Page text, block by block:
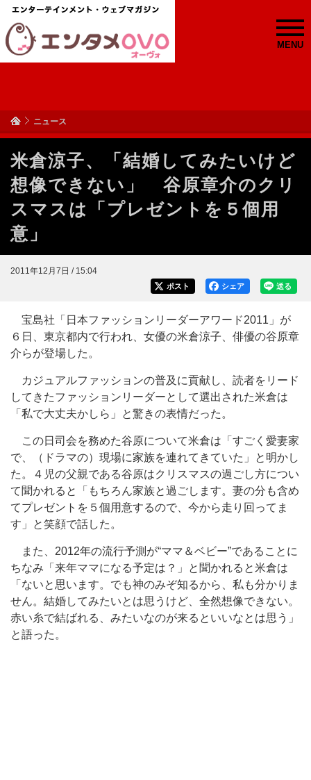
MENU
ニュース
米倉涼子、「結婚してみたいけど
想像できない」 谷原章介のクリ
スマスは「プレゼントを５個用
意」
2011年12月7日 / 15:04
送る
シェア
ポスト
宝島社「日本ファッションリーダーアワード2011」が
６日、東京都内で行われ、女優の米倉涼子、俳優の谷原章
介らが登場した。
カジュアルファッションの普及に貢献し、読者をリード
してきたファッションリーダーとして選出された米倉は
「私で大丈夫かしら」と驚きの表情だった。
この日司会を務めた谷原について米倉は「すごく愛妻家
で、（ドラマの）現場に家族を連れてきていた」と明かし
た。４児の父親である谷原はクリスマスの過ごし方につい
て聞かれると「もちろん家族と過ごします。妻の分も含め
てプレゼントを５個用意するので、今から走り回ってま
す」と笑顔で話した。
また、2012年の流行予測が“ママ＆ベビー”であることに
ちなみ「来年ママになる予定は？」と聞かれると米倉は
「ないと思います。でも神のみぞ知るから、私も分かりま
せん。結婚してみたいとは思うけど、全然想像できない。
赤い糸で結ばれる、みたいなのが来るといいなとは思う」
と語った。